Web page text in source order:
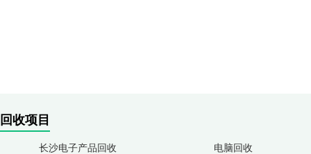
回收项目
长沙电子产品回收 电脑回收